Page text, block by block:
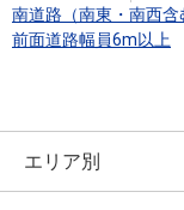
南道路（南東・南西含
前面道路幅員6m以上
エリア別